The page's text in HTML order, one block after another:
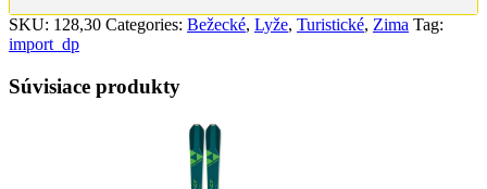
SKU: 128,30 Categories: Bežecké, Lyže, Turistické, Zima Tag:
import_dp
Súvisiace produkty